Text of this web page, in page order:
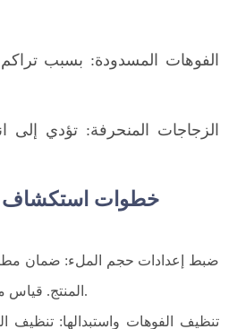
الفوهات المسدودة: بسبب تراكم
الزجاجات المنحرفة: تؤدي إلى
خطوات استكشاف
ضبط إعدادات حجم الملء: ضمان
المنتج. قياس مع اسطوانة متدرجة للدقة.
تنظيف الفوهات واستبدالها: تنظيف